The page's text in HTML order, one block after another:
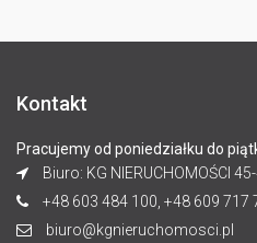
Kontakt
Pracujemy od poniedziałku do
Biuro: KG NIERUCHOMOŚCI
+48 603 484 100, +48 609 717
biuro@kgnieruchomosci.pl